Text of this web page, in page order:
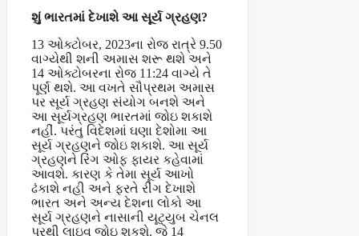
શું ભારતમાં દેખાશે આ સૂર્ય ગ્રહણ?
13 ઓક્ટોબર, 2023ના રોજ રાત્રે 9.50
વાગ્યેથી શની અમાસ શરૂ થશે અને
14 ઓક્ટોબરના રોજ 11:24 વાગ્યે તે
પૂર્ણ થશે. આ વખતે સૌપ્રથમ અમાસ
પર સૂર્ય ગ્રહણ સંયોગ બનશે અને
આ સૂર્યગ્રહણ ભારતમાં જોઇ શકાશે
નહીં. પરંતુ વિદેશમાં ઘણા દેશોમા આ
સૂર્ય ગ્રહણને જોઇ શકાશે. આ સૂર્ય
ગ્રહણને રિંગ ઓફ ફાયર કહેવામાં
આવશે. કારણ કે તેમા સૂર્ય આખો
ઢંકાશે નહી અને ફરતે રીંગ દેખાશે
ભારત અને અન્ય દેશના લોકો આ
સૂર્ય ગ્રહણને નાસાની યૂટ્યુબ ચેનલ
પરથી લાઇવ જોઇ શકશે. જે 14